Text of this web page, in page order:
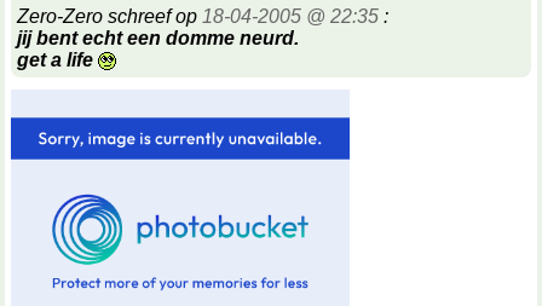
Zero-Zero schreef op 18-04-2005 @ 22:35 :
jij bent echt een domme neurd.
get a life